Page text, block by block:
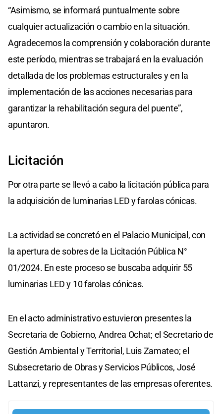
“Asimismo, se informará puntualmente sobre
cualquier actualización o cambio en la situación.
Agradecemos la comprensión y colaboración durante
este período, mientras se trabajará en la evaluación
detallada de los problemas estructurales y en la
implementación de las acciones necesarias para
garantizar la rehabilitación segura del puente”,
apuntaron.
Licitación
Por otra parte se llevó a cabo la licitación pública para
la adquisición de luminarias LED y farolas cónicas.
La actividad se concretó en el Palacio Municipal, con
la apertura de sobres de la Licitación Pública N°
01/2024. En este proceso se buscaba adquirir 55
luminarias LED y 10 farolas cónicas.
En el acto administrativo estuvieron presentes la
Secretaria de Gobierno, Andrea Ochat; el Secretario de
Gestión Ambiental y Territorial, Luis Zamateo; el
Subsecretario de Obras y Servicios Públicos, José
Lattanzi, y representantes de las empresas oferentes.